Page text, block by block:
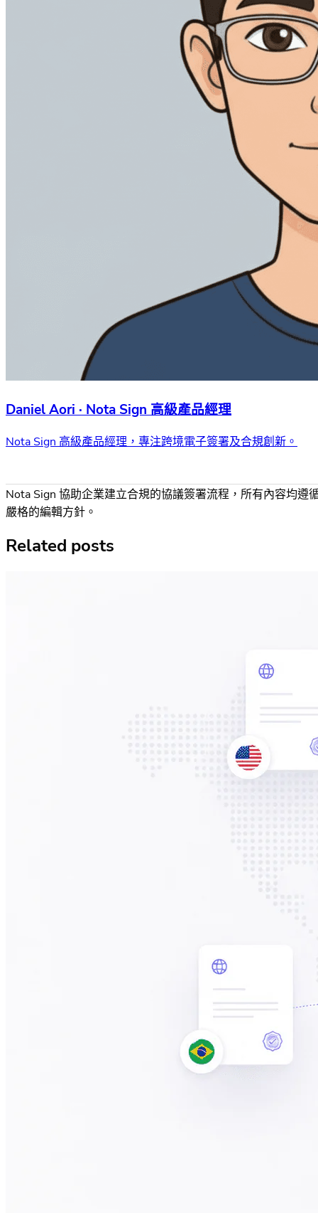
Daniel Aori · Nota Sign 高級產品經理
Nota Sign 高級產品經理，專注跨境電子簽署及合規創新。
Nota Sign 協助企業建立合規的協議簽署流程，所有內容均遵
嚴格的編輯方針。
Related posts